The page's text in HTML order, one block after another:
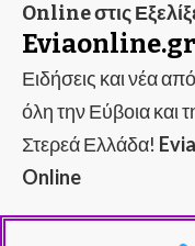
Online στις
Eviaonline.gr
Ειδήσεις και νέα από
όλη την Εύβοια και
Στερεά Ελλάδα! Evia
Online